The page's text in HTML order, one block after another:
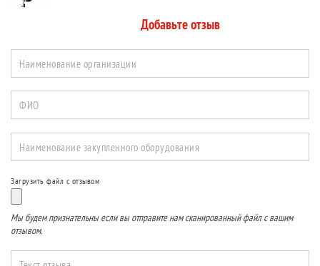
Добавьте отзыв
Наименование организации
ФИО
Наименование закупленного оборудования
Загрузить файл с отзывом
Мы будем признательны если вы отправите нам сканированный файл с вашим
отзывом.